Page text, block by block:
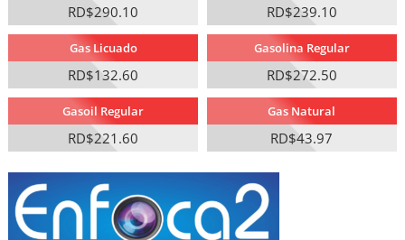
RD$290.10 RD$239.10
Gas Licuado
RD$132.60
Gasolina Regular
RD$272.50
Gasoil Regular
RD$221.60
Gas Natural
RD$43.97